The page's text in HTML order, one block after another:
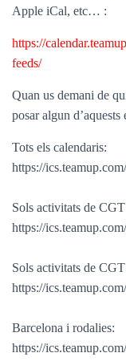
Apple iCal, etc… :
https://
feeds/
Quan us demani de
posar algun d’aquests
Tots els calendaris:
https://
Sols activitats de
https://
Sols activitats de
https://
Barcelona i rodalies:
https://